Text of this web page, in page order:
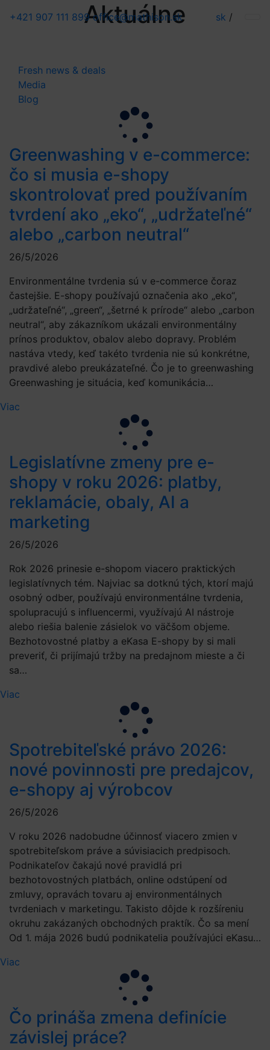
+421 907 111 899 office@mathison.sk sk /
Aktuálne
Fresh news & deals
Media
Blog
Greenwashing v e-commerce:
čo si musia e-shopy
skontrolovať pred používaním
tvrdení ako „eko“, „udržateľné“
alebo „carbon neutral“
26/5/2026
Environmentálne tvrdenia sú v e-commerce čoraz
častejšie. E-shopy používajú označenia ako „eko“,
„udržateľné“, „green“, „šetrné k prírode“ alebo „carbon
neutral“, aby zákazníkom ukázali environmentálny
prínos produktov, obalov alebo dopravy. Problém
nastáva vtedy, keď takéto tvrdenia nie sú konkrétne,
pravdivé alebo preukázateľné. Čo je to greenwashing
Greenwashing je situácia, keď komunikácia…
Viac
Legislatívne zmeny pre e-
shopy v roku 2026: platby,
reklamácie, obaly, AI a
marketing
26/5/2026
Rok 2026 prinesie e-shopom viacero praktických
legislatívnych tém. Najviac sa dotknú tých, ktorí majú
osobný odber, používajú environmentálne tvrdenia,
spolupracujú s influencermi, využívajú AI nástroje
alebo riešia balenie zásielok vo väčšom objeme.
Bezhotovostné platby a eKasa E-shopy by si mali
preveriť, či prijímajú tržby na predajnom mieste a či
sa…
Viac
Spotrebiteľské právo 2026:
nové povinnosti pre predajcov,
e-shopy aj výrobcov
26/5/2026
V roku 2026 nadobudne účinnosť viacero zmien v
spotrebiteľskom práve a súvisiacich predpisoch.
Podnikateľov čakajú nové pravidlá pri
bezhotovostných platbách, online odstúpení od
zmluvy, opravách tovaru aj environmentálnych
tvrdeniach v marketingu. Takisto dôjde k rozšíreniu
okruhu zakázaných obchodných praktík. Čo sa mení
Od 1. mája 2026 budú podnikatelia používajúci eKasu…
Viac
Čo prináša zmena definície
závislej práce?